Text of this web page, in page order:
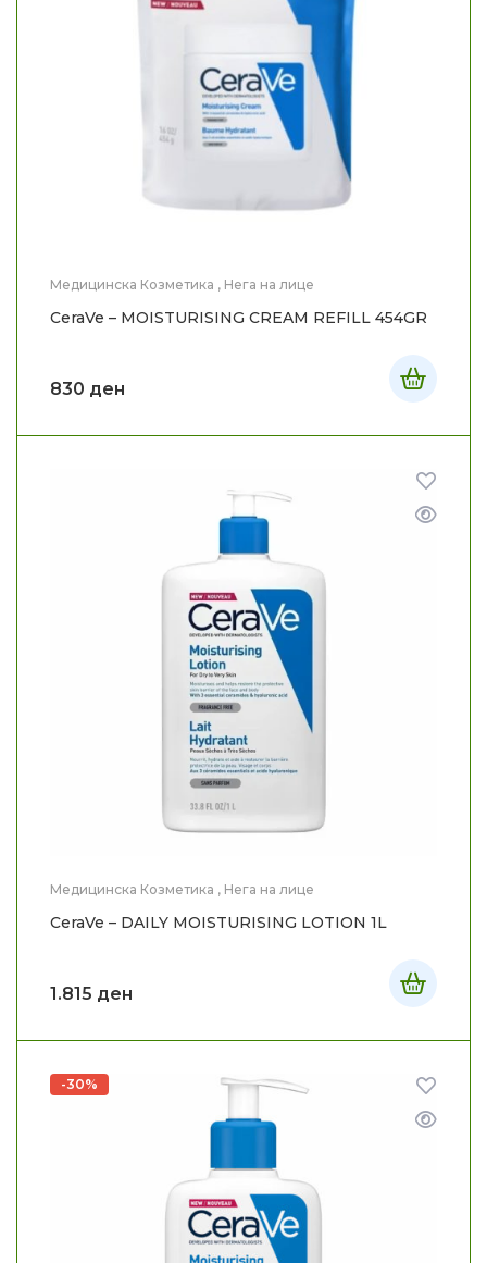
Медицинска Козметика , Нега на лице
CeraVe – MOISTURISING CREAM REFILL 454GR
830 ден
Медицинска Козметика , Нега на лице
CeraVe – DAILY MOISTURISING LOTION 1L
1.815 ден
-30%